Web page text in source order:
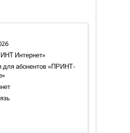
Интернет»
для абонентов «ПРИНТ-